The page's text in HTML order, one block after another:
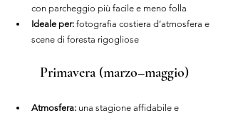
con parcheggio più facile e meno folla
Ideale per: fotografia costiera d’atmosfera e
scene di foresta rigogliose
Primavera (marzo–maggio)
Atmosfera: una stagione affidabile e